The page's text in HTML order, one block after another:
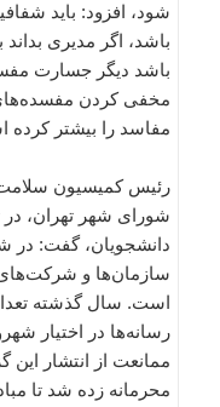
شود، افزود: باید
باشد، اگر مدیری
باشد دیگر جسارت
مخفی کردن مفسده‌های
مفاسد را بیشتر کرده
رئیس کمیسیون
شورای شهر تهران،‌
دانشجویان، گفت:
سازمان‌ها و
است. سال گذشته
رسانه‌ها در اختیار
ممانعت از انتشار
محرمانه زده شد تا